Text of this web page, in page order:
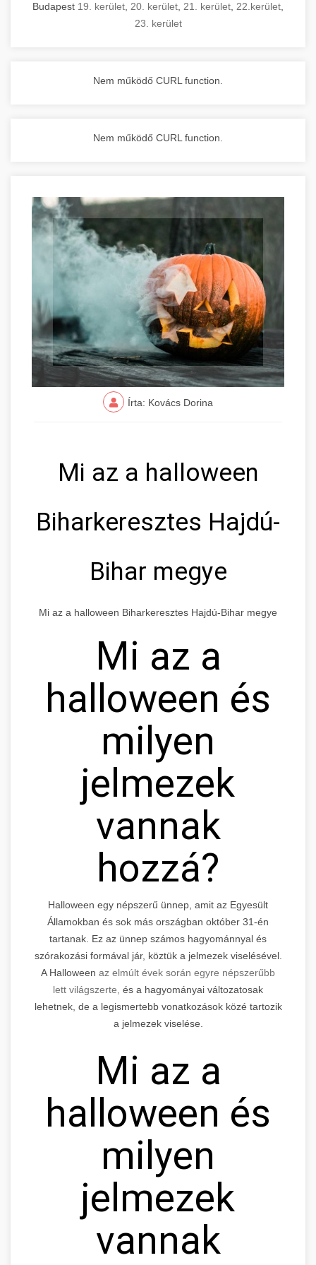
Budapest 19. kerület 20. kerület 21. kerület 22.kerület
23. kerület
Nem működő CURL function.
Nem működő CURL function.
Írta: Kovács Dorina
Mi az a halloween
Biharkeresztes Hajdú-
Bihar megye
Mi az a halloween Biharkeresztes Hajdú-Bihar megye
Mi az a
halloween és
milyen
jelmezek
vannak
hozzá?
Halloween egy népszerű ünnep, amit az Egyesült
Államokban és sok más országban október 31-én
tartanak. Ez az ünnep számos hagyománnyal és
szórakozási formával jár, köztük a jelmezek viselésével.
A Halloween az elmúlt évek során egyre népszerűbb
lett világszerte, és a hagyományai változatosak
lehetnek, de a legismertebb vonatkozások közé tartozik
a jelmezek viselése.
Mi az a
halloween és
milyen
jelmezek
vannak